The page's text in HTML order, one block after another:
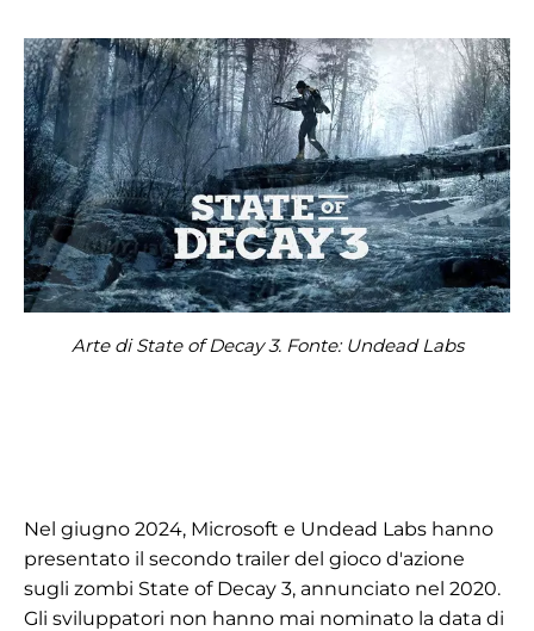
Arte di State of Decay 3. Fonte: Undead Labs
Nel giugno 2024, Microsoft e Undead Labs hanno
presentato il secondo trailer del gioco d'azione
sugli zombi State of Decay 3, annunciato nel 2020.
Gli sviluppatori non hanno mai nominato la data di